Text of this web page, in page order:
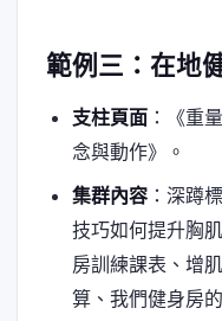
範例三：在地
支柱頁面：《重
念與動作》。
集群內容：深蹲
技巧如何提升胸
房訓練課表、增
算、我們健身房